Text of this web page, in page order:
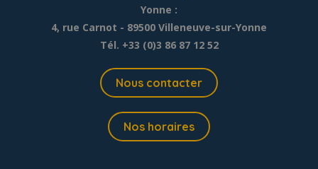
Yonne :
4, rue Carnot - 89500 Villeneuve-sur-Yonne
Tél. +33 (0)3 86 87 12 52
Nous contacter
Nos horaires